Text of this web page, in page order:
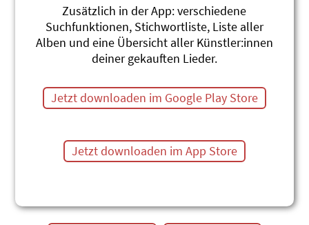
Murmeli
Roland Zoss
Muku-Tiki-Mu 1
#Alpentiere #Jodel #Murmeltier
Roland Zoss
Muku-Tiki-Mu, English
Steinbock
Roland Zoss
Zusätzlich in der App: verschiedene
Suchfunktionen, Stichwortliste, Liste aller
Alben und eine Übersicht aller Künstler:innen
deiner gekauften Lieder.
Jetzt downloaden im Google Play Store
Jetzt downloaden im App Store